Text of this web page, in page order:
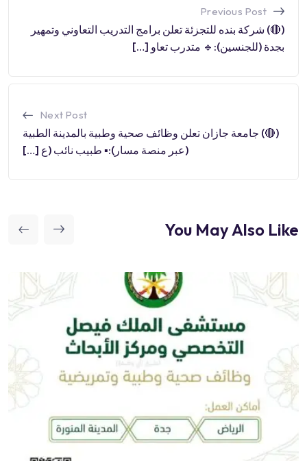
Previous Post
(🔴) شركة بنده للتجزئة تعلن برامج التدريب التعاوني وتمهير
بجدة (للجنسين):🔹 متدرب تعاو […]
Next Post
(🔴) جامعة جازان تعلن وظائف صحية وطبية بالمدينة الطبية
(عبر منصة مسار):▪️ طبيب نائب (ع […]
You May Also Like